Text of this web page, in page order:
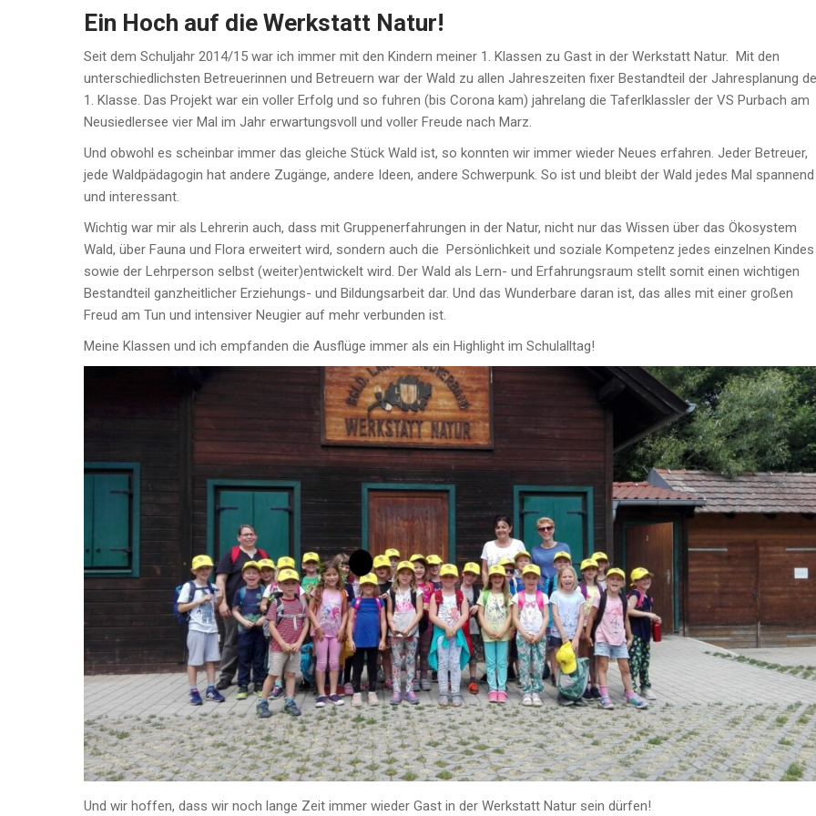
Ein Hoch auf die Werkstatt Natur!
Seit dem Schuljahr 2014/15 war ich immer mit den Kindern meiner 1. Klassen zu Gast in der Werkstatt Natur. Mit den
unterschiedlichsten Betreuerinnen und Betreuern war der Wald zu allen Jahreszeiten fixer Bestandteil der Jahresplanung
1. Klasse. Das Projekt war ein voller Erfolg und so fuhren (bis Corona kam) jahrelang die Taferlklassler der VS Purbach am
Neusiedlersee vier Mal im Jahr erwartungsvoll und voller Freude nach Marz.
Und obwohl es scheinbar immer das gleiche Stück Wald ist, so konnten wir immer wieder Neues erfahren. Jeder Betreuer,
jede Waldpädagogin hat andere Zugänge, andere Ideen, andere Schwerpunk. So ist und bleibt der Wald jedes Mal spannend
und interessant.
Wichtig war mir als Lehrerin auch, dass mit Gruppenerfahrungen in der Natur, nicht nur das Wissen über das Ökosystem
Wald, über Fauna und Flora erweitert wird, sondern auch die Persönlichkeit und soziale Kompetenz jedes einzelnen Kindes
sowie der Lehrperson selbst (weiter)entwickelt wird. Der Wald als Lern- und Erfahrungsraum stellt somit einen wichtigen
Bestandteil ganzheitlicher Erziehungs- und Bildungsarbeit dar. Und das Wunderbare daran ist, das alles mit einer großen
Freud am Tun und intensiver Neugier auf mehr verbunden ist.
Meine Klassen und ich empfanden die Ausflüge immer als ein Highlight im Schulalltag!
Und wir hoffen, dass wir noch lange Zeit immer wieder Gast in der Werkstatt Natur sein dürfen!